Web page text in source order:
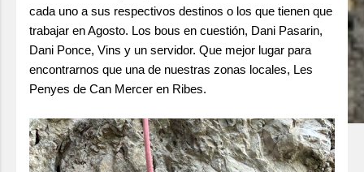
cada uno a sus respectivos destinos o los que tienen que
trabajar en Agosto. Los bous en cuestión, Dani Pasarin,
Dani Ponce, Vins y un servidor. Que mejor lugar para
encontrarnos que una de nuestras zonas locales, Les
Penyes de Can Mercer en Ribes.